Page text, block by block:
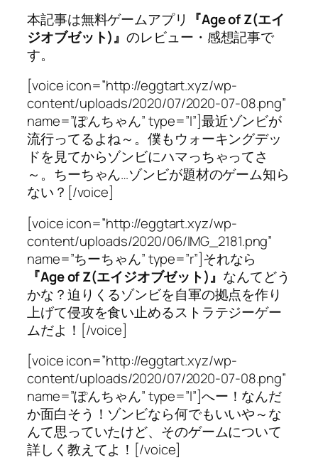
本記事は無料ゲームアプリ
『Age of Z(エイ
ジオブゼット)』のレビュー・感想記事で
す。
[voice icon=”http://eggtart.xyz/wp-
content/uploads/2020/07/2020-07-08.png”
name=”ぽんちゃん” type=”l”]最近ゾンビが
流行ってるよね～。僕もウォーキングデッ
ドを見てからゾンビにハマっちゃってさ
～。ちーちゃん…ゾンビが題材のゲーム知ら
ない？[/voice]
[voice icon=”http://eggtart.xyz/wp-
content/uploads/2020/06/IMG_2181.png”
name=”ちーちゃん” type=”r”]それなら
『Age of Z(エイジオブゼット)』 なんてどう
かな？迫りくるゾンビを自軍の拠点を作り
上げて侵攻を食い止めるストラテジーゲー
ムだよ！[/voice]
[voice icon=”http://eggtart.xyz/wp-
content/uploads/2020/07/2020-07-08.png”
name=”ぽんちゃん” type=”l”]へー！なんだ
か面白そう！ゾンビなら何でもいいや～な
んて思っていたけど、そのゲームについて
詳しく教えてよ！[/voice]